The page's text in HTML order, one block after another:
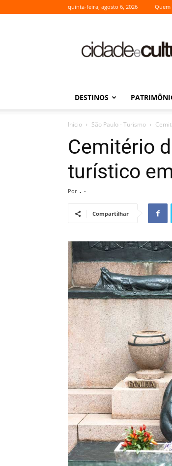
quinta-feira, agosto 6, 2026 Quem
DESTINOS
Início São Paulo - Turismo
Cemitério
turístico
Por . -
Compartilhar